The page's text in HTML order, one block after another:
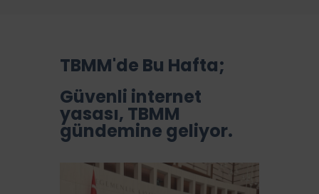
TBMM'de Bu Hafta;​
Güvenli internet
yasası, TBMM
gündemine geliyor.